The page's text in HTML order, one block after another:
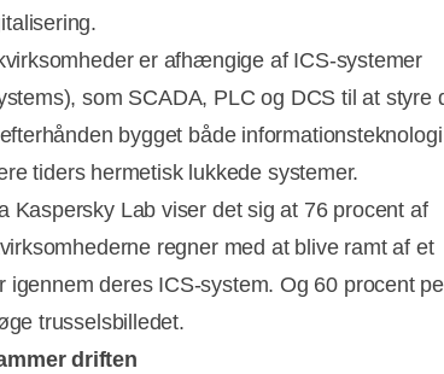
er afhængige af ICS-systemer
som SCADA, PLC og DCS til at styre
bygget både
tiders hermetisk lukkede systemer.
Kaspersky Lab viser det sig at 76 procent af
regner med at blive ramt af et
igennem deres ICS-system. Og 60 procent
trusselsbilledet.
driften